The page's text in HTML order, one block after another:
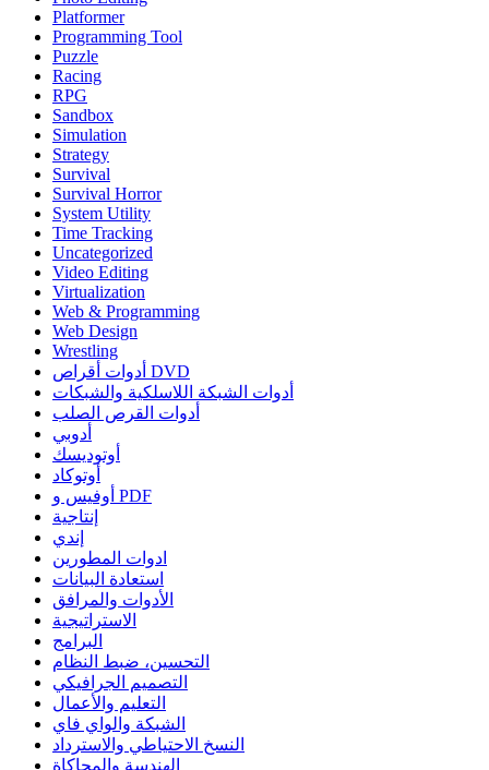
Platformer
Programming Tool
Puzzle
Racing
RPG
Sandbox
Simulation
Strategy
Survival
Survival Horror
System Utility
Time Tracking
Uncategorized
Video Editing
Virtualization
Web & Programming
Web Design
Wrestling
أدوات أقراص DVD
أدوات الشبكة اللاسلكية والشبكات
أدوات القرص الصلب
أدوبي
أوتوديسك
أوتوكاد
أوفيس و PDF
إنتاجية
إندي
ادوات المطورين
استعادة البيانات
الأدوات والمرافق
الاستراتيجية
البرامج
التحسين، ضبط النظام
التصميم الجرافيكي
التعليم والأعمال
الشبكة والواي فاي
النسخ الاحتياطي والاسترداد
الهندسة والمحاكاة